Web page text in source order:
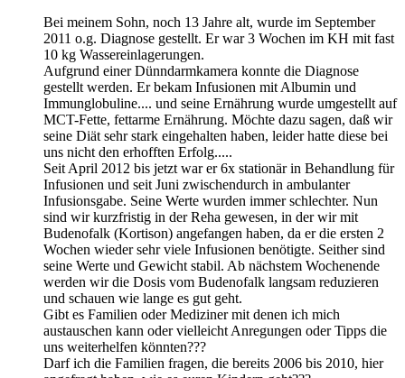
Bei meinem Sohn, noch 13 Jahre alt, wurde im September
2011 o.g. Diagnose gestellt. Er war 3 Wochen im KH mit fast
10 kg Wassereinlagerungen.
Aufgrund einer Dünndarmkamera konnte die Diagnose
gestellt werden. Er bekam Infusionen mit Albumin und
Immunglobuline.... und seine Ernährung wurde umgestellt auf
MCT-Fette, fettarme Ernährung. Möchte dazu sagen, daß wir
seine Diät sehr stark eingehalten haben, leider hatte diese bei
uns nicht den erhofften Erfolg.....
Seit April 2012 bis jetzt war er 6x stationär in Behandlung für
Infusionen und seit Juni zwischendurch in ambulanter
Infusionsgabe. Seine Werte wurden immer schlechter. Nun
sind wir kurzfristig in der Reha gewesen, in der wir mit
Budenofalk (Kortison) angefangen haben, da er die ersten 2
Wochen wieder sehr viele Infusionen benötigte. Seither sind
seine Werte und Gewicht stabil. Ab nächstem Wochenende
werden wir die Dosis vom Budenofalk langsam reduzieren
und schauen wie lange es gut geht.
Gibt es Familien oder Mediziner mit denen ich mich
austauschen kann oder vielleicht Anregungen oder Tipps die
uns weiterhelfen könnten???
Darf ich die Familien fragen, die bereits 2006 bis 2010, hier